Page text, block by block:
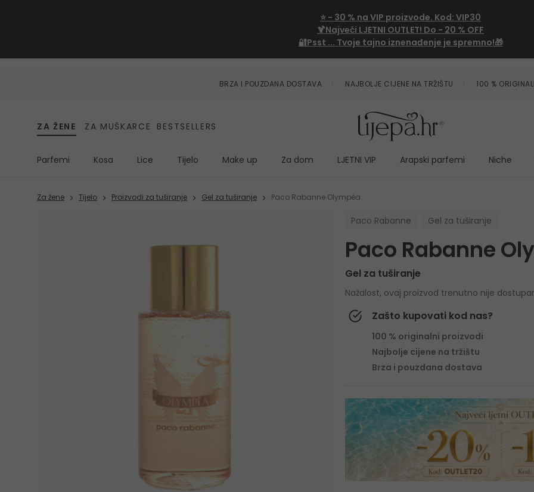
⭐ - 30 % na VIP proizvode. Kod: VIP30
🍹Najveći LJETNI OUTLET! Do - 20 % OFF
🔐Psst ... Tvoje tajno iznenađenje je spremno!🎁
BRZA I POUZDANA DOSTAVA NAJBOLJE CIJENE NA TRŽIŠTU 100 %
ZA ŽENE ZA MUŠKARCE BESTSELLERS
Parfemi Kosa Lice Tijelo Make up Za dom LJETNI VIP Arapski parfemi Niche
Za žene Tijelo Proizvodi za tuširanje Gel za tuširanje Paco Rabanne Olympéa
Paco Rabanne Gel za tuširanje
Paco Rabanne
Gel za tuširanje
Nažalost, ovaj proizvod trenutno nije
Zašto kupovati kod nas?
100 % originalni proizvodi
Najbolje cijene na tržištu
Brza i pouzdana dostava